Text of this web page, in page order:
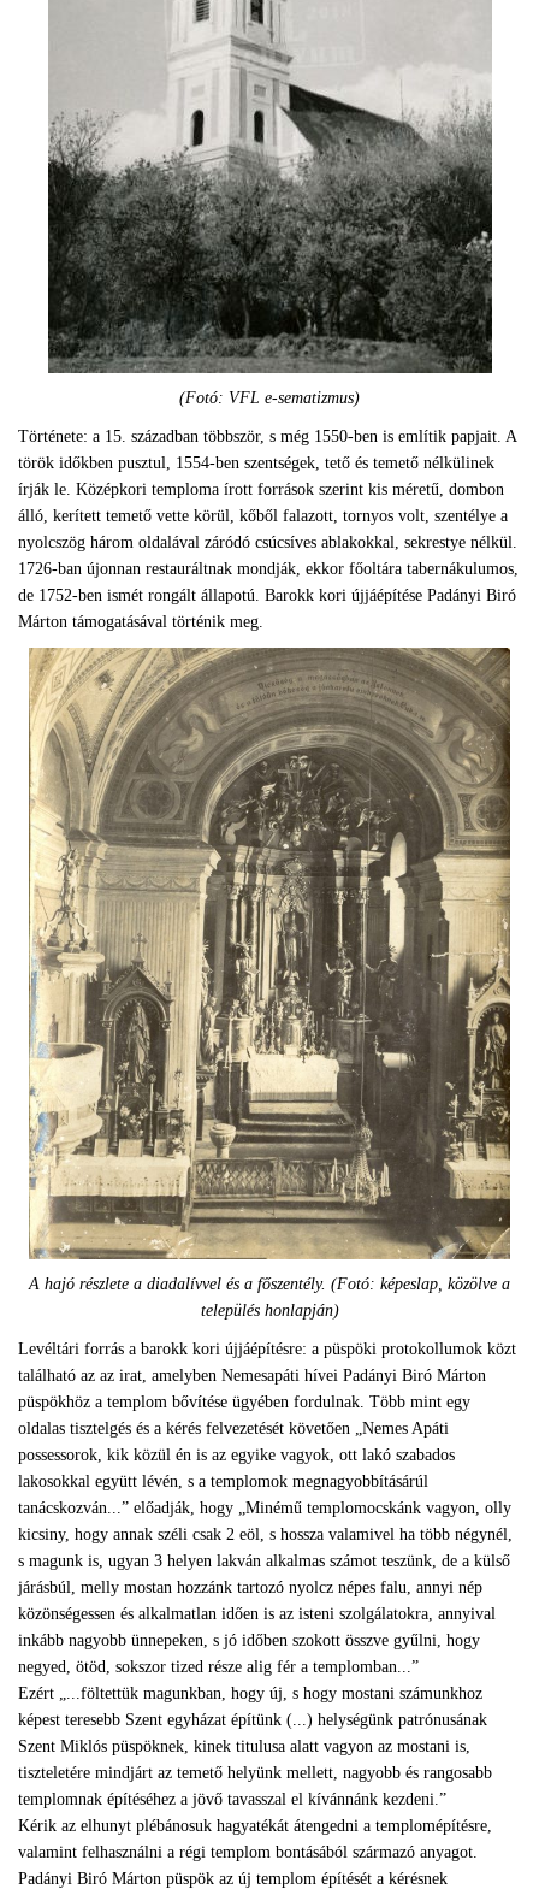
(Fotó: VFL e-sematizmus)
Története: a 15. században többször, s még 1550-ben is említik papjait. A
török időkben pusztul, 1554-ben szentségek, tető és temető nélkülinek
írják le. Középkori temploma írott források szerint kis méretű, dombon
álló, kerített temető vette körül, kőből falazott, tornyos volt, szentélye a
nyolcszög három oldalával záródó csúcsíves ablakokkal, sekrestye nélkül.
1726-ban újonnan restauráltnak mondják, ekkor főoltára tabernákulumos,
de 1752-ben ismét rongált állapotú. Barokk kori újjáépítése Padányi Biró
Márton támogatásával történik meg.
A hajó részlete a diadalívvel és a főszentély. (Fotó: képeslap, közölve a
település honlapján)
Levéltári forrás a barokk kori újjáépítésre: a püspöki protokollumok közt
található az az irat, amelyben Nemesapáti hívei Padányi Biró Márton
püspökhöz a templom bővítése ügyében fordulnak. Több mint egy
oldalas tisztelgés és a kérés felvezetését követően „Nemes Apáti
possessorok, kik közül én is az egyike vagyok, ott lakó szabados
lakosokkal együtt lévén, s a templomok megnagyobbításárúl
tanácskozván...” előadják, hogy „Minémű templomocskánk vagyon, olly
kicsiny, hogy annak széli csak 2 eöl, s hossza valamivel ha több négynél,
s magunk is, ugyan 3 helyen lakván alkalmas számot teszünk, de a külső
járásbúl, melly mostan hozzánk tartozó nyolcz népes falu, annyi nép
közönségessen és alkalmatlan idően is az isteni szolgálatokra, annyival
inkább nagyobb ünnepeken, s jó időben szokott összve gyűlni, hogy
negyed, ötöd, sokszor tized része alig fér a templomban...”
Ezért „...föltettük magunkban, hogy új, s hogy mostani számunkhoz
képest teresebb Szent egyházat építünk (...) helységünk patrónusának
Szent Miklós püspöknek, kinek titulusa alatt vagyon az mostani is,
tiszteletére mindjárt az temető helyünk mellett, nagyobb és rangosabb
templomnak építéséhez a jövő tavasszal el kívánnánk kezdeni.”
Kérik az elhunyt plébánosuk hagyatékát átengedni a templomépítésre,
valamint felhasználni a régi templom bontásából származó anyagot.
Padányi Biró Márton püspök az új templom építését a kérésnek